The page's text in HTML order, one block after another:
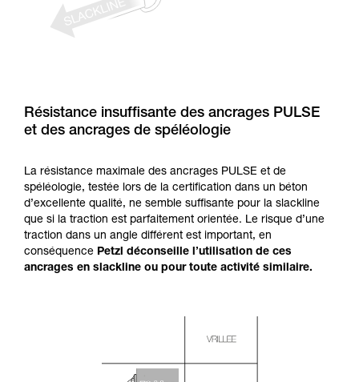
Résistance insuffisante des ancrages PULSE
et des ancrages de spéléologie
La résistance maximale des ancrages PULSE et de
spéléologie, testée lors de la certification dans un béton
d’excellente qualité, ne semble suffisante pour la slackline
que si la traction est parfaitement orientée. Le risque d’une
traction dans un angle différent est important, en
conséquence Petzl déconseille l’utilisation de ces
ancrages en slackline ou pour toute activité similaire.